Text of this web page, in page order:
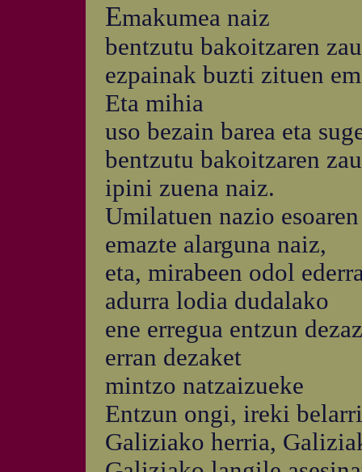
Emakumea naiz
bentzutu bakoitzaren
ezpainak buzti zituen
Eta mihia
uso bezain barea eta
bentzutu bakoitzaren
ipini zuena naiz.
Umilatuen nazio esoaren
emazte alarguna naiz,
eta, mirabeen odol
adurra lodia dudalako
ene erregua entzun
erran dezaket
mintzo natzaizueke
Entzun ongi, ireki
Galiziako herria,